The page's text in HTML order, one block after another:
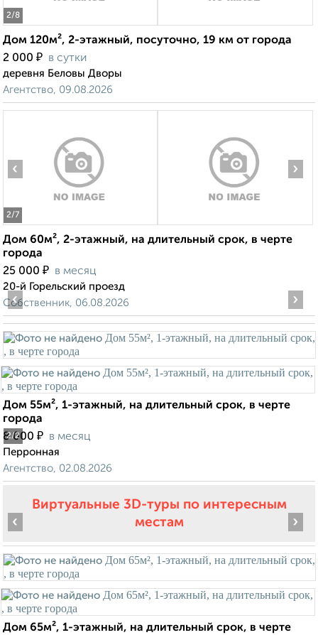
2/8
Дом 120м², 2-этажный, посуточно, 19 км от города
2 000 ₽ в сутки
деревня Беловы Дворы
Агентство, 09.08.2026
2/7
‹ ›
Дом 60м², 2-этажный, на длительный срок, в черте
города
25 000 ₽ в месяц
20-й Горельский проезд
Собственник, 06.08.2026
2/2
‹ ›
Дом 55м², 1-этажный, на длительный срок, в черте
города
8 000 ₽ в месяц
Перронная
Агентство, 02.08.2026
Виртуальные 3D-туры по интересным
местам
‹ ›
Дом 65м², 1-этажный, на длительный срок, в черте